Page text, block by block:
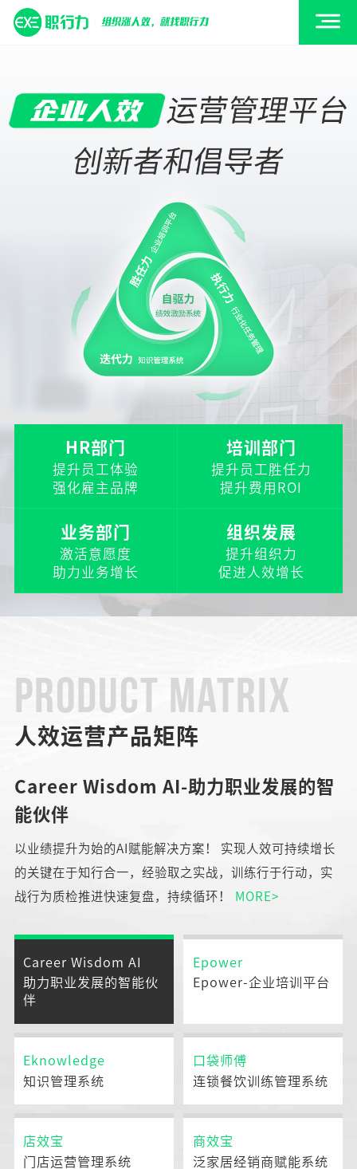
HR部门
提升员工体验
强化雇主品牌
培训部门
提升员工胜任力
提升费用ROI
业务部门
激活意愿度
助力业务增长
组织发展
提升组织力
促进人效增长
PRODUCT MATRIX
人效运营产品矩阵
Career Wisdom AI-助力职业发展的智
能伙伴
以业绩提升为始的AI赋能解决方案！ 实现人效可持续增长
的关键在于知行合一，经验取之实战，训练行于行动，实
战行为质检推进快速复盘，持续循环！
MORE>
Career Wisdom AI
助力职业发展的智能伙
伴
Epower
Epower-企业培训平台
Eknowledge
知识管理系统
口袋师傅
连锁餐饮训练管理系统
店效宝
门店运营管理系统
商效宝
泛家居经销商赋能系统